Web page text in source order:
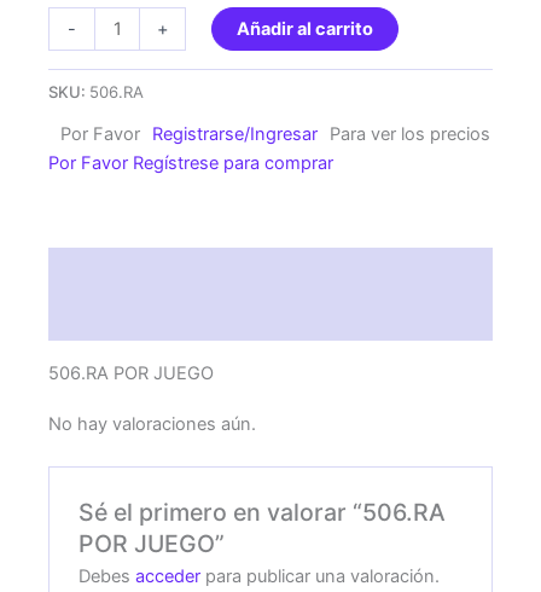
-
POR
+ Añadir al carrito
SKU: 506.RA
Por Favor Registrarse/Ingresar
Para ver los precios
Por Favor Regístrese para comprar
506.RA POR JUEGO
No hay valoraciones aún.
Sé el primero en valorar “506.RA
POR JUEGO”
Debesacceder para publicar una valoración.